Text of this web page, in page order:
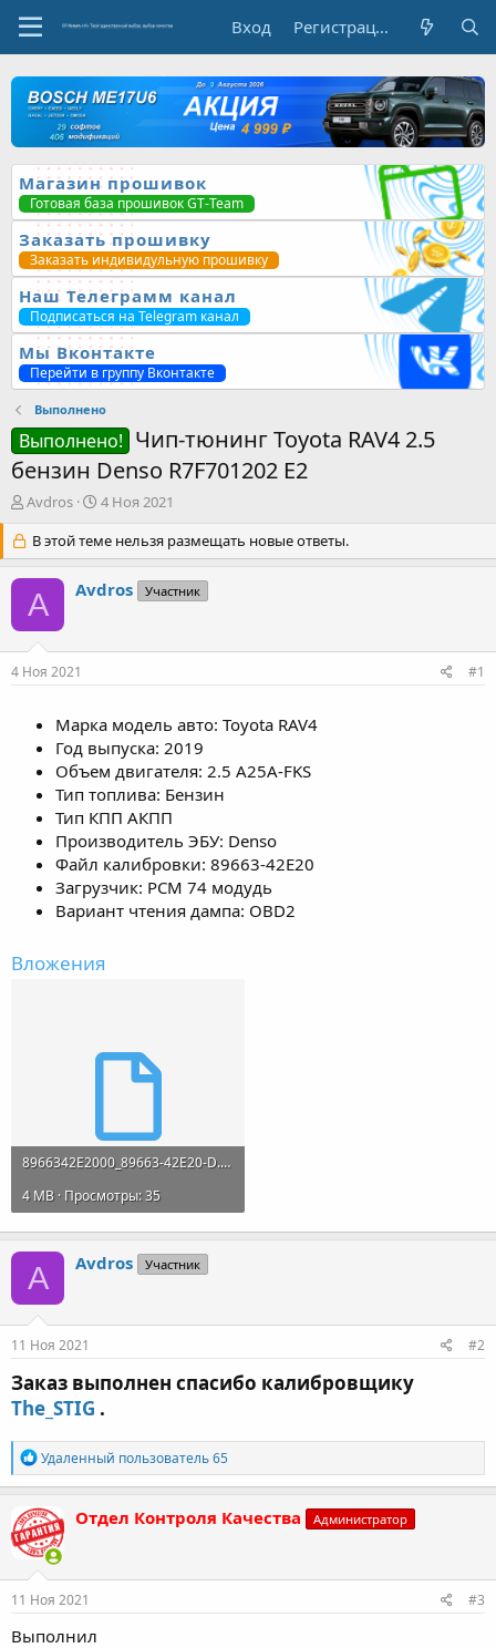
Вход Регистрация
Магазин прошивок
Готовая база прошивок GT-Team
Заказать прошивку
Заказать индивидульную прошивку
Наш Телеграмм канал
Подписаться на Telegram канал
Мы Вконтакте
Перейти в группу Вконтакте
Выполнено
Выполнено! Чип-тюнинг Toyota RAV4 2.5
бензин Denso R7F701202 E2
А
т
о
р
е
Avdros
Д
т
а
н
а
4 Ноя 2021
В этой теме нельзя размещать новые ответы.
A Avdros Участник
4 Ноя 2021 #1
Марка модель авто: Toyota RAV4
Год выпуска: 2019
Объем двигателя: 2.5 A25A-FKS
Тип топлива: Бензин
Тип КПП АКПП
Производитель ЭБУ: Denso
Файл калибровки: 89663-42E20
Загрузчик: PCM 74 модудь
Вариант чтения дампа: OBD2
Вложения
8966342E2000_89663-42E20-D.bin
4 MB · Просмотры: 35
A Avdros Участник
11 Ноя 2021 #2
Заказ выполнен спасибо калибровщику
The_STIG .​
Р
е
а
к
ц
и
и
:
Удаленный пользователь 65
Отдел Контроля Качества Администратор
11 Ноя 2021 #3
Выполнил